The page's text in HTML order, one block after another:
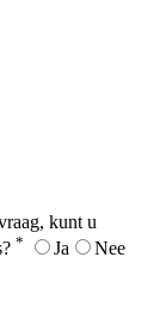
kunt u
* Ja Nee